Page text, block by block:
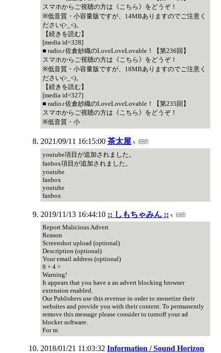
スマホからご視聴の方は《こちら》をどうぞ！
※低音質・小容量版ですが、14MBありますのでご注意く
ださい(>_<)。
【続きを読む】
[media id=328]
■ radio♪佐倉紗織のLoveLoveLovable！【第236回】
スマホからご視聴の方は《こちら》をどうぞ！
※低音質・小容量版ですが、18MBありますのでご注意く
ださい(>_<)。
【続きを読む】
[media id=327]
■ radio♪佐倉紗織のLoveLoveLovable！【第235回】
スマホからご視聴の方は《こちら》をどうぞ！
※低音質・小
2021/09/11 16:15:00 茶太屋
youtube項目が追加されました。
fanbox項目が追加されました。
youtube
fanbox
youtube
fanbox
2019/11/13 16:44:10 :: しもちゃみん ::
Report Malicious Advert
Reason
Screenshot upload (optional)
Description (optional)
Your email address (optional)
9 + 4 =
Warning!
It appears that you have a an advert blocking browser
extension enabled.
Our Publishers use this revenue in order to monetize their
websites and provide you with their content. To permanently
remove this message please consider to turnoff your ad
blocker software.
For m
2018/01/21 11:03:32 Information / Sound Horizon